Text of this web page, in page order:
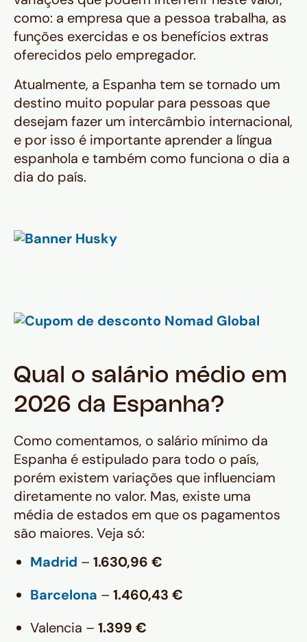
estudos sem passar aperto;
Vale a Pena? Sim, tanto para
trabalho presencial quanto remoto.
A estabilidade do euro frente ao real
torna a remuneração espanhola
muito interessante para brasileiros.
Com um bom planejamento e o uso
de uma conta internacional para
gerenciar seus euros, é
perfeitamente possível viver com
como: a empresa que a pessoa trabalha, as
funções exercidas e os benefícios extras
oferecidos pelo empregador.
Atualmente, a Espanha tem se tornado um
destino muito popular para pessoas que
desejam fazer um intercâmbio internacional,
e por isso é importante aprender a língua
espanhola e também como funciona o dia a
dia do país.
Qual o salário médio em
2026 da Espanha?
Como comentamos, o salário mínimo da
Espanha é estipulado para todo o país,
porém existem variações que influenciam
diretamente no valor. Mas, existe uma
média de estados em que os pagamentos
são maiores. Veja só:
Madrid – 1.630,96 €
Barcelona – 1.460,43 €
Valencia – 1.399 €